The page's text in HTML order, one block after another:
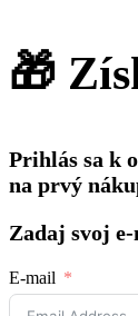
🎁
Prihlás sa k
na prvý
Zadaj svoj
E-mail